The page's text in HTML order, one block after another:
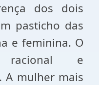
dos dois
pasticho das
e feminina. O
racional e
A mulher mais